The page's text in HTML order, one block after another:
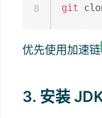
git
8
优先使用加速链
3. 安装